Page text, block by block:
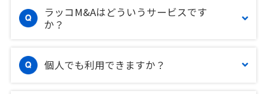
ラッコM&Aはどういうサービスです
か？
個人でも利用できますか？